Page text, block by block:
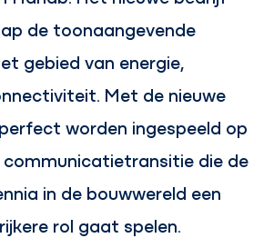
de toonaangevende
gebied van energie,
Met de nieuwe
worden ingespeeld op
communicatietransitie die de
in de bouwwereld een
rol gaat spelen.